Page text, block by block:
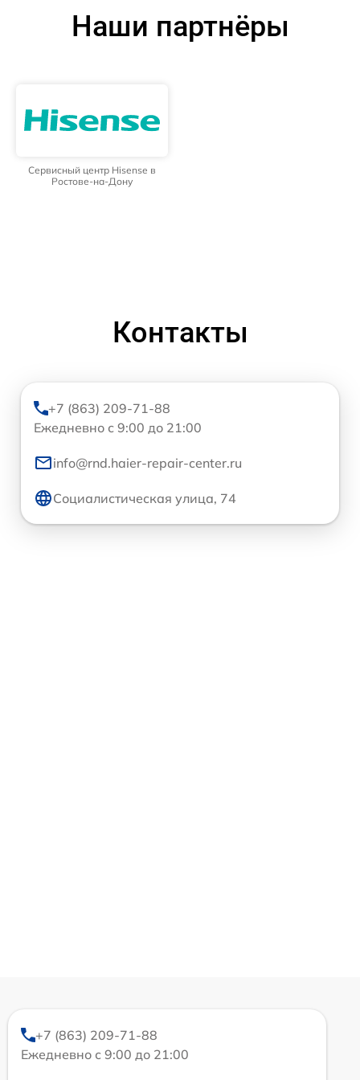
Наши партнёры
Сервисный центр Hisense в
Ростове-на-Дону
Контакты
+7 (863) 209-71-88
Ежедневно с 9:00 до 21:00
info@rnd.haier-repair-center.ru
Социалистическая улица, 74
+7 (863) 209-71-88
Ежедневно с 9:00 до 21:00